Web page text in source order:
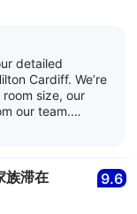
detailed
We’re
size, our
our team.
aspects of
this
and sound
our
族滞在 9.6